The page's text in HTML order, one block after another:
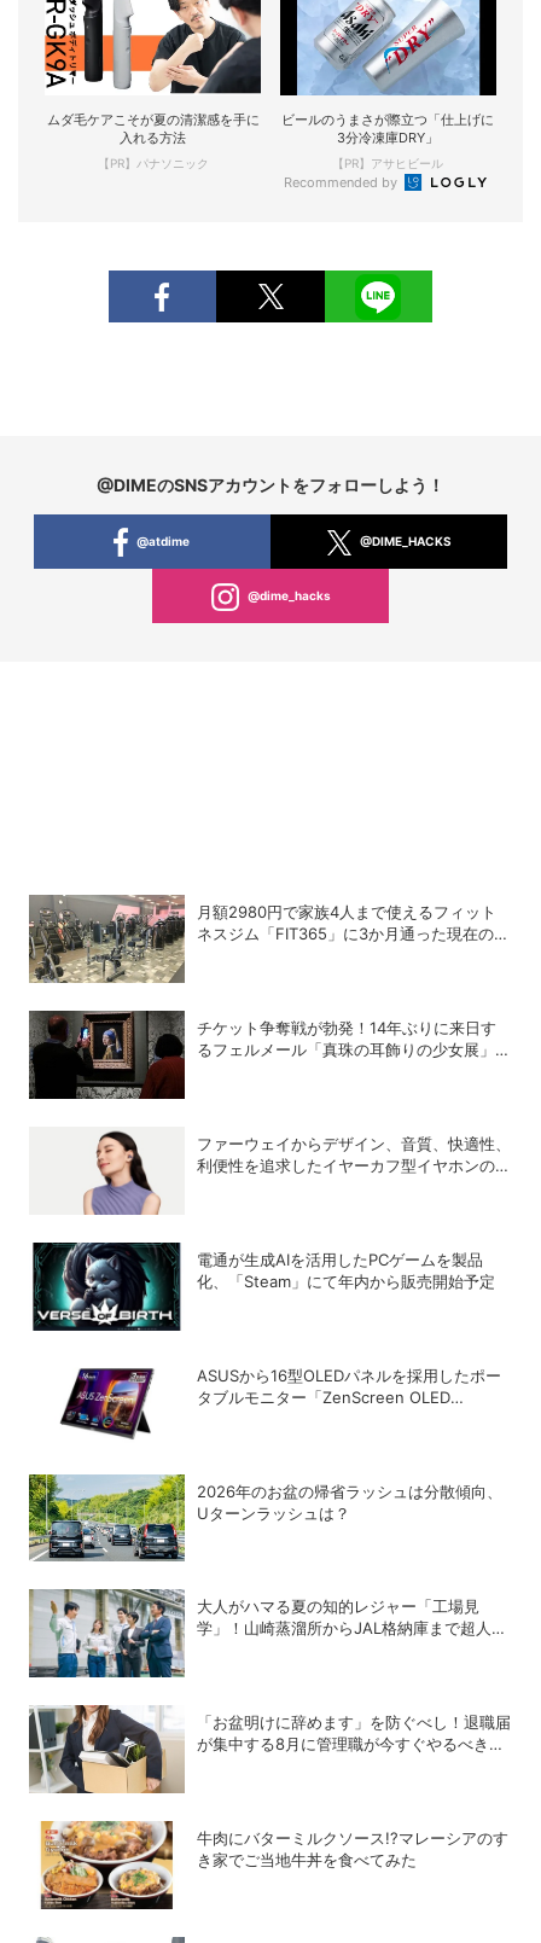
ムダ毛ケアこそが夏の清潔感を手に
入れる方法
【PR】パナソニック
ビールのうまさが際立つ「仕上げに
3分冷凍庫DRY」
【PR】アサヒビール
Recommended by
@DIMEのSNSアカウントをフォローしよう！
@atdime @DIME_HACKS
@dime_hacks
月額2980円で家族4人まで使えるフィット
ネスジム「FIT365」に3か月通った現在のリ
チケット争奪戦が勃発！14年ぶりに来日す
るフェルメール「真珠の耳飾りの少女展」の
ファーウェイからデザイン、音質、快適性、
利便性を追求したイヤーカフ型イヤホンのフ
電通が生成AIを活用したPCゲームを製品
化、「Steam」にて年内から販売開始予定
ASUSから16型OLEDパネルを採用したポー
タブルモニター「ZenScreen OLED
2026年のお盆の帰省ラッシュは分散傾向、
Uターンラッシュは？
大人がハマる夏の知的レジャー「工場見
学」！山崎蒸溜所からJAL格納庫まで超人気
「お盆明けに辞めます」を防ぐべし！退職届
が集中する8月に管理職が今すぐやるべき対
牛肉にバターミルクソース!?マレーシアのす
き家でご当地牛丼を食べてみた